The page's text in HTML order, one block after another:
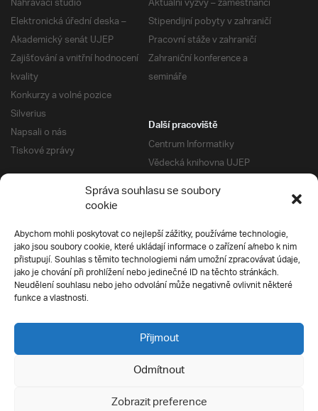
Správa souhlasu se soubory
cookie
Abychom mohli poskytovat co nejlepší zážitky, používáme technologie,
jako jsou soubory cookie, které ukládají informace o zařízení a/nebo k nim
přistupují. Souhlas s těmito technologiemi nám umožní zpracovávat údaje,
jako je chování při prohlížení nebo jedinečné ID na těchto stránkách.
Neudělení souhlasu nebo jeho odvolání může negativně ovlivnit některé
funkce a vlastnosti.
Přijmout
Odmítnout
Zobrazit preference
Elektronická úřední deska –
Akademický senát UJEP
Zajišťování a vnitřní hodnocení
kvality
Konkurzy a volné pozice
Silverius
Napsali o nás
Tiskové zprávy
Stipendijní pobyty v zahraničí
Pracovní stáže v zahraničí
Zahraniční konference a
semináře
Další pracoviště
Centrum Informatiky
Vědecká knihovna UJEP
Správa kolejí a menz
Univerzitní centrum podpory
Silverius
Pro uchazeče
Přijímací řízení
E-prihlaska
Přípravné kurzy
Ochrana soukromí
Všechna práva vyhrazena